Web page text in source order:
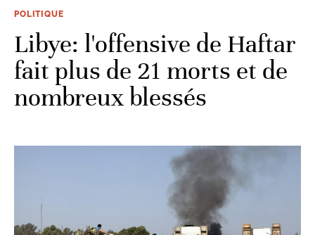
POLITIQUE
Libye: l'offensive de Haftar
fait plus de 21 morts et de
nombreux blessés